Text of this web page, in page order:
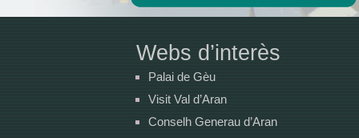
Webs d’interès
Palai de Gèu
Visit Val d’Aran
Conselh Generau d’Aran